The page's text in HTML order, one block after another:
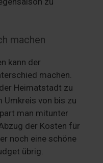
machen
kann der
machen.
Heimatstadt zu
Umkreis von bis zu
man mitunter
der Kosten für
noch eine schöne
übrig.